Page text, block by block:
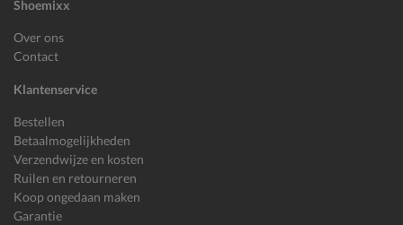
Shoemixx
Over ons
Contact
Klantenservice
Bestellen
Betaalmogelijkheden
Verzendwijze en kosten
Ruilen en retourneren
Koop ongedaan maken
Garantie